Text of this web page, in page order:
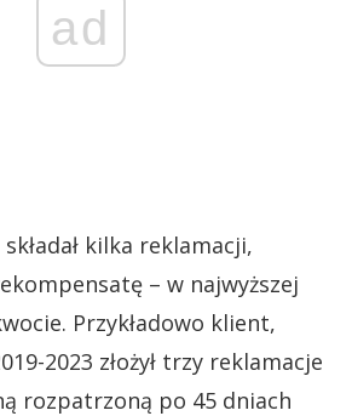
ad
kilka reklamacji,
– w najwyższej
Przykładowo klient,
2023 złożył trzy reklamacje
rozpatrzoną po 45 dniach